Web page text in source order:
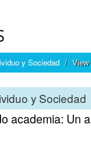
y Sociedad
y Sociedad
academia: Un